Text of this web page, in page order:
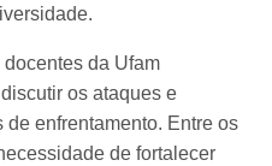
da Ufam
os ataques e
enfrentamento. Entre os
de fortalecer